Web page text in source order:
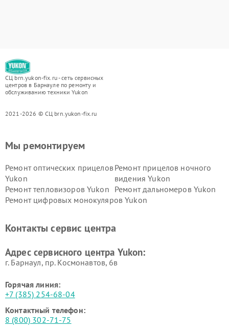
СЦ brn.yukon-fix.ru - сеть сервисных
центров в Барнауле по ремонту и
обслуживанию техники Yukon
2021-2026 © СЦ brn.yukon-fix.ru
Мы ремонтируем
Ремонт оптических прицелов
Yukon
Ремонт прицелов ночного
видения Yukon
Ремонт тепловизоров Yukon Ремонт дальномеров Yukon
Ремонт цифровых монокуляров Yukon
Контакты сервис центра
Адрес сервисного центра Yukon:
г. Барнаул, ​пр. Космонавтов, 6в
Горячая линия:
+7 (385) 254-68-04
Контактный телефон:
8 (800) 302-71-75